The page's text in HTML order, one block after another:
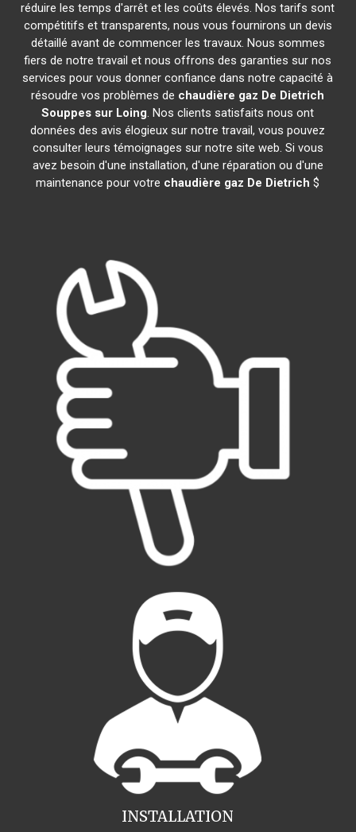
réduire les temps d'arrêt et les coûts élevés. Nos tarifs sont
compétitifs et transparents, nous vous fournirons un devis
détaillé avant de commencer les travaux. Nous sommes
fiers de notre travail et nous offrons des garanties sur nos
services pour vous donner confiance dans notre capacité à
résoudre vos problèmes de chaudière gaz De Dietrich
Souppes sur Loing. Nos clients satisfaits nous ont
données des avis élogieux sur notre travail, vous pouvez
consulter leurs témoignages sur notre site web. Si vous
avez besoin d'une installation, d'une réparation ou d'une
maintenance pour votre chaudière gaz De Dietrich $
INSTALLATION